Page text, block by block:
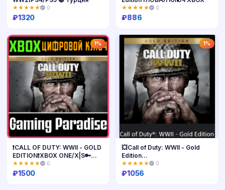
Купить
★★★★★ 0
₽1320
Купить
★★★★★ 0
₽886
1%
❗CALL OF DUTY: WWII - GOLD
EDITION❗XBOX ONE/X|S🔑
КЛЮЧ
★★★★★ 0
₽1500
1%
💥Call of Duty: WWII - Gold
Edition
🔵PS4/PS5🔴ТУРЦИЯ🔴
★★★★★ 0
₽1056